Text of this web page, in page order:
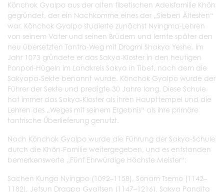
Könchok Gyalpo aus der alten tibetischen Adelsfamilie Khön
gegründet, der ein Nachkomme eines der „Sieben Ältesten“
war. Könchok Gyalpo studierte zunächst Nyingma-Lehren
von seinem Vater und seinen Brüdern und lernte später den
neu übersetzten Tantra-Weg mit Drogmi Shakya Yeshe. Im
Jahr 1073 gründete er das Sakya-Kloster in den heutigen
Ponpori-Hügeln im Landkreis Sakya in Tibet, nach dem die
Sakyapa-Sekte benannt wurde. Könchok Gyalpo wurde der
Führer der Sekte und predigte 30 Jahre lang. Diese Schule
hat immer das Sakya-Kloster als ihren Haupttempel und die
Lehren des „Weges mit seinem Ergebnis“ als ihre primäre
tantrische Überlieferung genutzt.
Nach Könchok Gyalpo wurde die Führung der Sakya-Schule
durch die Khön-Familie weitergegeben, und es entstanden
bemerkenswerte „Fünf Ehrwürdige Höchste Meister“:
Sachen Kunga Nyingpo (1092–1158), Sonam Tsemo (1142–
1182), Jetsun Dragpa Gyaltsen (1147–1216), Sakya Pandita